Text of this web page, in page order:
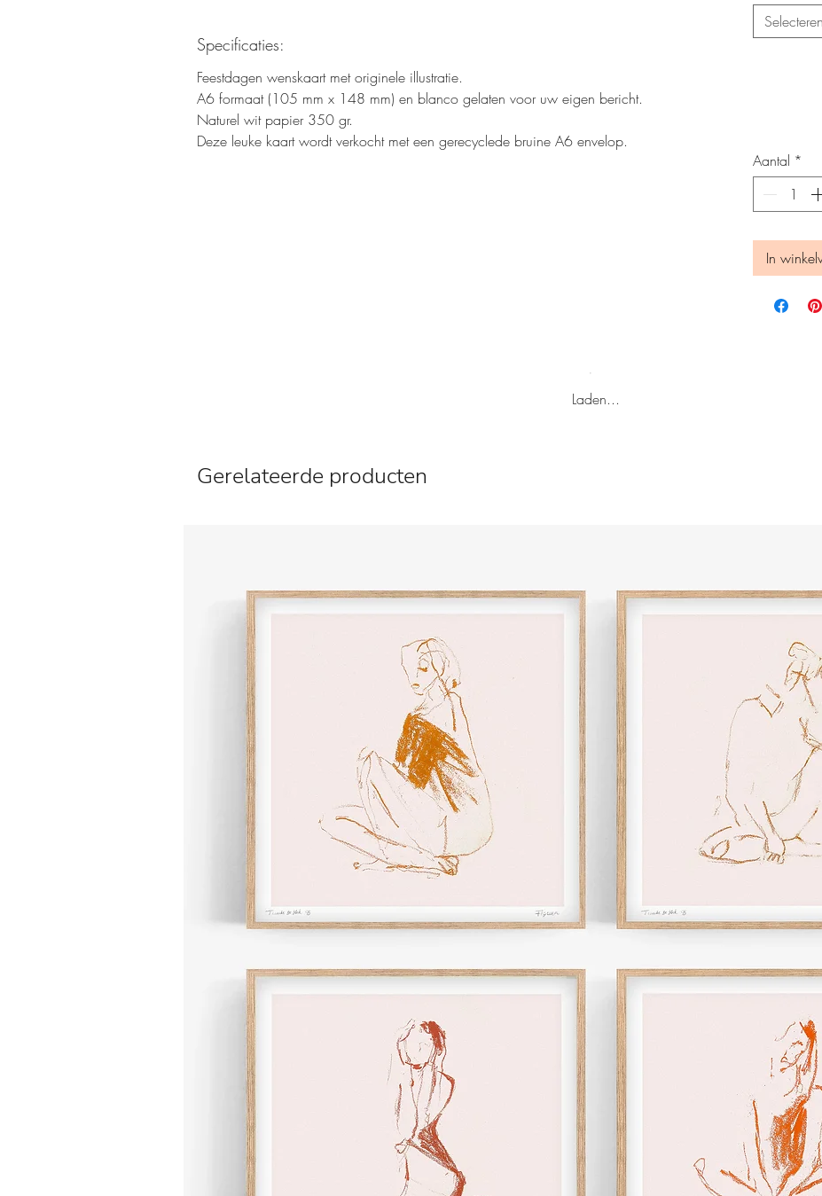
Specificaties:
Feestdagen wenskaart met originele illustratie.
A6 formaat (105 mm x 148 mm) en blanco gelaten voor uw eigen bericht.
Naturel wit papier 350 gr.
Deze leuke kaart wordt verkocht met een gerecyclede bruine A6 envelop.
Selecteren
Aantal *
In
Laden...
Gerelateerde producten